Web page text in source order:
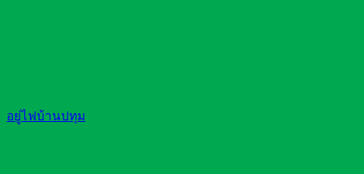
อยู่ไฟบ้านปทุม